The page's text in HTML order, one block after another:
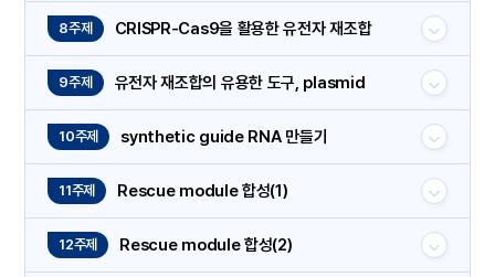
8주제 CRISPR-Cas9을 활용한 유전자 재조합
9주제 유전자 재조합의 유용한 도구, plasmid
10주제 synthetic guide RNA 만들기
11주제 Rescue module 합성(1)
12주제 Rescue module 합성(2)